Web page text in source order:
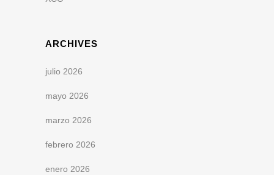
ARCHIVES
julio 2026
mayo 2026
marzo 2026
febrero 2026
enero 2026